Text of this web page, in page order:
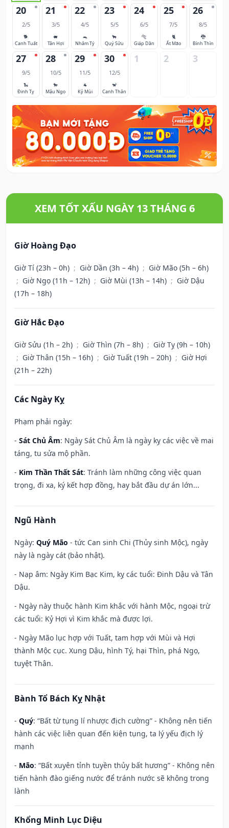
20
2/5
🐕
Canh Tuất
21
3/5
🐖
Tân Hợi
22
4/5
🐀
Nhâm Tý
23
5/5
🐂
Quý Sửu
24
6/5
🐅
Giáp Dần
25
7/5
🐈
Ất Mão
26
8/5
🐉
Bính Thìn
27
9/5
🐍
Đinh Tỵ
28
10/5
🐎
Mậu Ngọ
29
11/5
🐐
Kỷ Mùi
30
12/5
🐒
Canh Thân
1 2 3
XEM TỐT XẤU NGÀY 13 THÁNG 6
Giờ Hoàng Đạo
Giờ Tí (23h – 0h) ; Giờ Dần (3h – 4h) ; Giờ Mão (5h – 6h)
; Giờ Ngọ (11h – 12h) ; Giờ Mùi (13h – 14h) ; Giờ Dậu
(17h – 18h)
Giờ Hắc Đạo
Giờ Sửu (1h – 2h) ; Giờ Thìn (7h – 8h) ; Giờ Tỵ (9h – 10h)
; Giờ Thân (15h – 16h) ; Giờ Tuất (19h – 20h) ; Giờ Hợi
(21h – 22h)
Các Ngày Kỵ
Phạm phải ngày:
- Sát Chủ Âm: Ngày Sát Chủ Âm là ngày kỵ các việc về mai
táng, tu sửa mộ phần.
- Kim Thần Thất Sát: Tránh làm những công việc quan
trọng, đi xa, ký kết hợp đồng, hay bắt đầu dự án lớn...
Ngũ Hành
Ngày: Quý Mão - tức Can sinh Chi (Thủy sinh Mộc), ngày
này là ngày cát (bảo nhật).
- Nạp âm: Ngày Kim Bạc Kim, kỵ các tuổi: Đinh Dậu và Tân
Dậu.
- Ngày này thuộc hành Kim khắc với hành Mộc, ngoại trừ
các tuổi: Kỷ Hợi vì Kim khắc mà được lợi.
- Ngày Mão lục hợp với Tuất, tam hợp với Mùi và Hợi
thành Mộc cục. Xung Dậu, hình Tý, hại Thìn, phá Ngọ,
tuyệt Thân.
Bành Tổ Bách Kỵ Nhật
- Quý: “Bất từ tụng lí nhược địch cường” - Không nên tiến
hành các việc liên quan đến kiện tụng, ta lý yếu địch lý
mạnh
- Mão: “Bất xuyên tỉnh tuyền thủy bất hương” - Không nên
tiến hành đào giếng nước để tránh nước sẽ không trong
lành
Khổng Minh Lục Diệu